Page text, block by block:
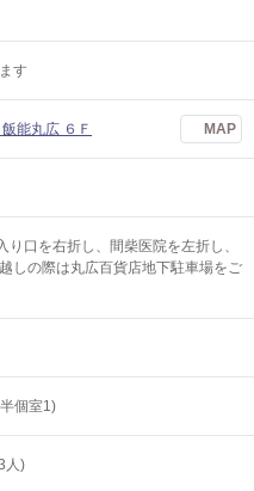
す
能丸広 ６Ｆ MAP
口を右折し、間柴医院を左折し、
しの際は丸広百貨店地下駐車場をご
個室1)
人)